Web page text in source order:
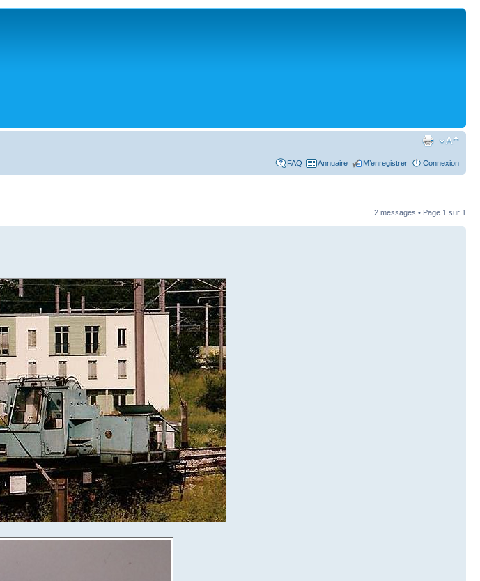
FAQ Annuaire M’enregistrer Connexion
2 messages • Page 1 sur 1